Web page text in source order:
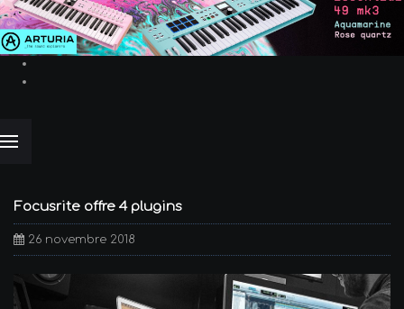
Focusrite offre 4 plugins
26 novembre 2018